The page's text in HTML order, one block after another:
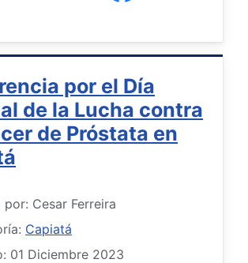
por el Día
de la Lucha contra
de Próstata en
por: Cesar Ferreira
Capiatá
01 Diciembre 2023